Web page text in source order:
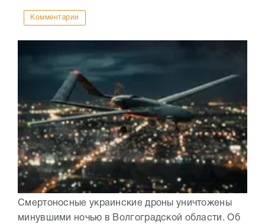
Комментарии
Смертоносные украинские дроны уничтожены
минувшими ночью в Волгоградской области. Об